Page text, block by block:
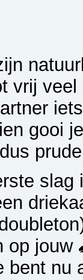
vrij
gooi
op jouw
bent nu